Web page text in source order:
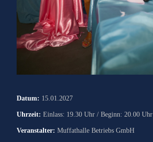
Datum: 15.01.2027
Uhrzeit: Einlass: 19.30 Uhr / Beginn: 20.00 Uhr
Veranstalter: Muffathalle Betriebs GmbH